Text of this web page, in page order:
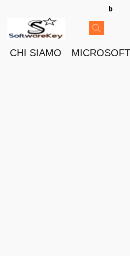
b
CHI SIAMO